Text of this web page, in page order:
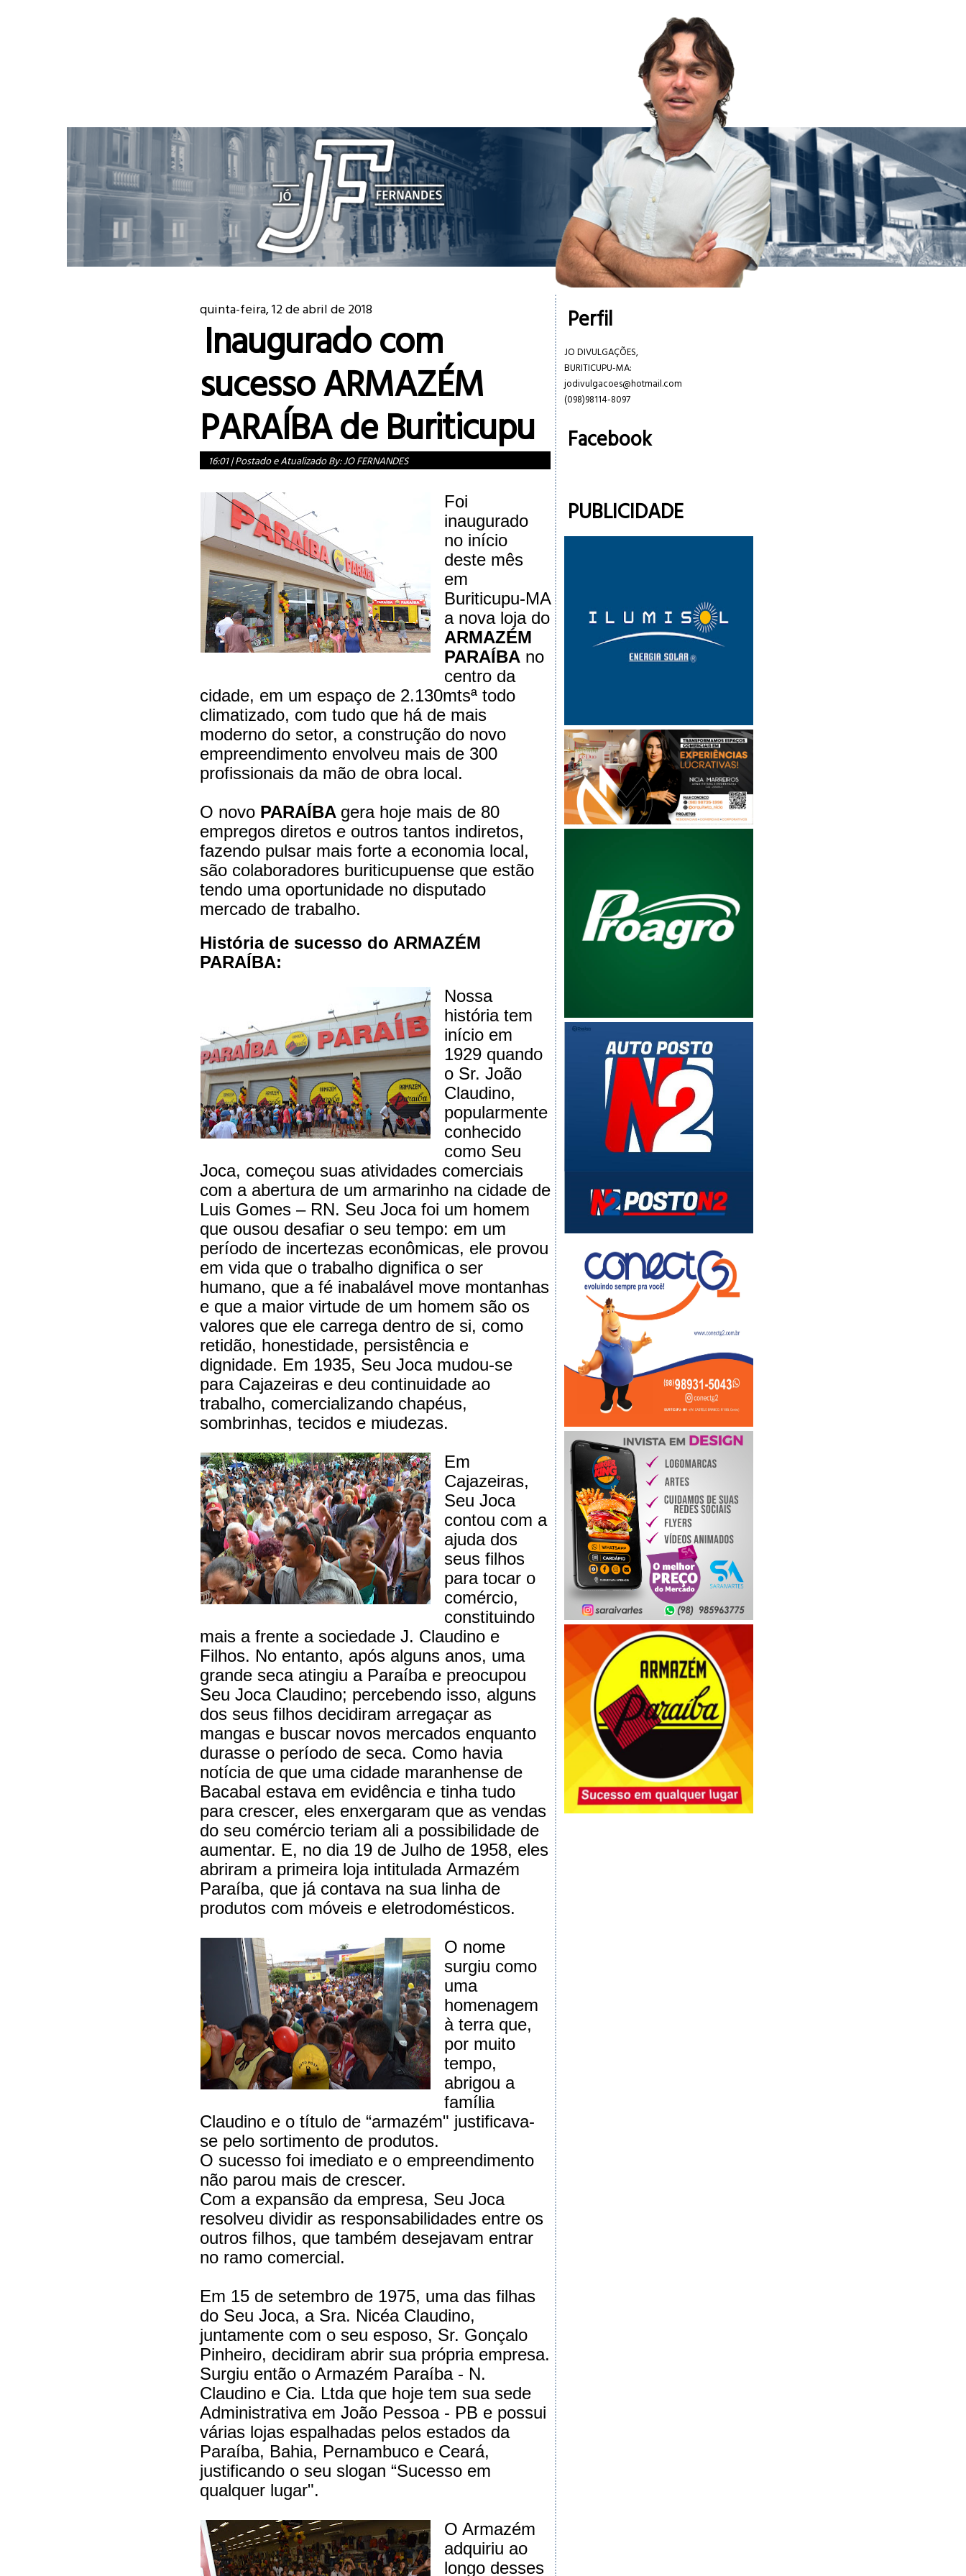
quinta-feira, 12 de abril de 2018
Inaugurado com
sucesso ARMAZÉM
PARAÍBA de Buriticupu
16:01|Postado e Atualizado By:JO FERNANDES
Foi
inaugurado
no início
deste mês
em
Buriticupu-MA
a nova loja do
ARMAZÉM
PARAÍBA no
centro da
cidade, em um espaço de 2.130mtsª todo
climatizado, com tudo que há de mais
moderno do setor, a construção do novo
empreendimento envolveu mais de 300
profissionais da mão de obra local.
O novo PARAÍBA gera hoje mais de 80
empregos diretos e outros tantos indiretos,
fazendo pulsar mais forte a economia local,
são colaboradores buriticupuense que estão
tendo uma oportunidade no disputado
mercado de trabalho.
História de sucesso do ARMAZÉM
PARAÍBA:
Nossa
história tem
início em
1929 quando
o Sr. João
Claudino,
popularmente
conhecido
como Seu
Joca, começou suas atividades comerciais
com a abertura de um armarinho na cidade de
Luis Gomes – RN. Seu Joca foi um homem
que ousou desafiar o seu tempo: em um
período de incertezas econômicas, ele provou
em vida que o trabalho dignifica o ser
humano, que a fé inabalável move montanhas
e que a maior virtude de um homem são os
valores que ele carrega dentro de si, como
retidão, honestidade, persistência e
dignidade. Em 1935, Seu Joca mudou-se
para Cajazeiras e deu continuidade ao
trabalho, comercializando chapéus,
sombrinhas, tecidos e miudezas.
Em
Cajazeiras,
Seu Joca
contou com a
ajuda dos
seus filhos
para tocar o
comércio,
constituindo
mais a frente a sociedade J. Claudino e
Filhos. No entanto, após alguns anos, uma
grande seca atingiu a Paraíba e preocupou
Seu Joca Claudino; percebendo isso, alguns
dos seus filhos decidiram arregaçar as
mangas e buscar novos mercados enquanto
durasse o período de seca. Como havia
notícia de que uma cidade maranhense de
Bacabal estava em evidência e tinha tudo
para crescer, eles enxergaram que as vendas
do seu comércio teriam ali a possibilidade de
aumentar. E, no dia 19 de Julho de 1958, eles
abriram a primeira loja intitulada Armazém
Paraíba, que já contava na sua linha de
produtos com móveis e eletrodomésticos.
O nome
surgiu como
uma
homenagem
à terra que,
por muito
tempo,
abrigou a
família
Claudino e o título de “armazém" justificava-
se pelo sortimento de produtos.
O sucesso foi imediato e o empreendimento
não parou mais de crescer.
Com a expansão da empresa, Seu Joca
resolveu dividir as responsabilidades entre os
outros filhos, que também desejavam entrar
no ramo comercial.
Em 15 de setembro de 1975, uma das filhas
do Seu Joca, a Sra. Nicéa Claudino,
juntamente com o seu esposo, Sr. Gonçalo
Pinheiro, decidiram abrir sua própria empresa.
Surgiu então o Armazém Paraíba - N.
Claudino e Cia. Ltda que hoje tem sua sede
Administrativa em João Pessoa - PB e possui
várias lojas espalhadas pelos estados da
Paraíba, Bahia, Pernambuco e Ceará,
justificando o seu slogan “Sucesso em
qualquer lugar".
O Armazém
adquiriu ao
longo desses
Perfil
JO DIVULGAÇÕES,
BURITICUPU-MA:
jodivulgacoes@hotmail.com
(098)98114-8097
Facebook
PUBLICIDADE